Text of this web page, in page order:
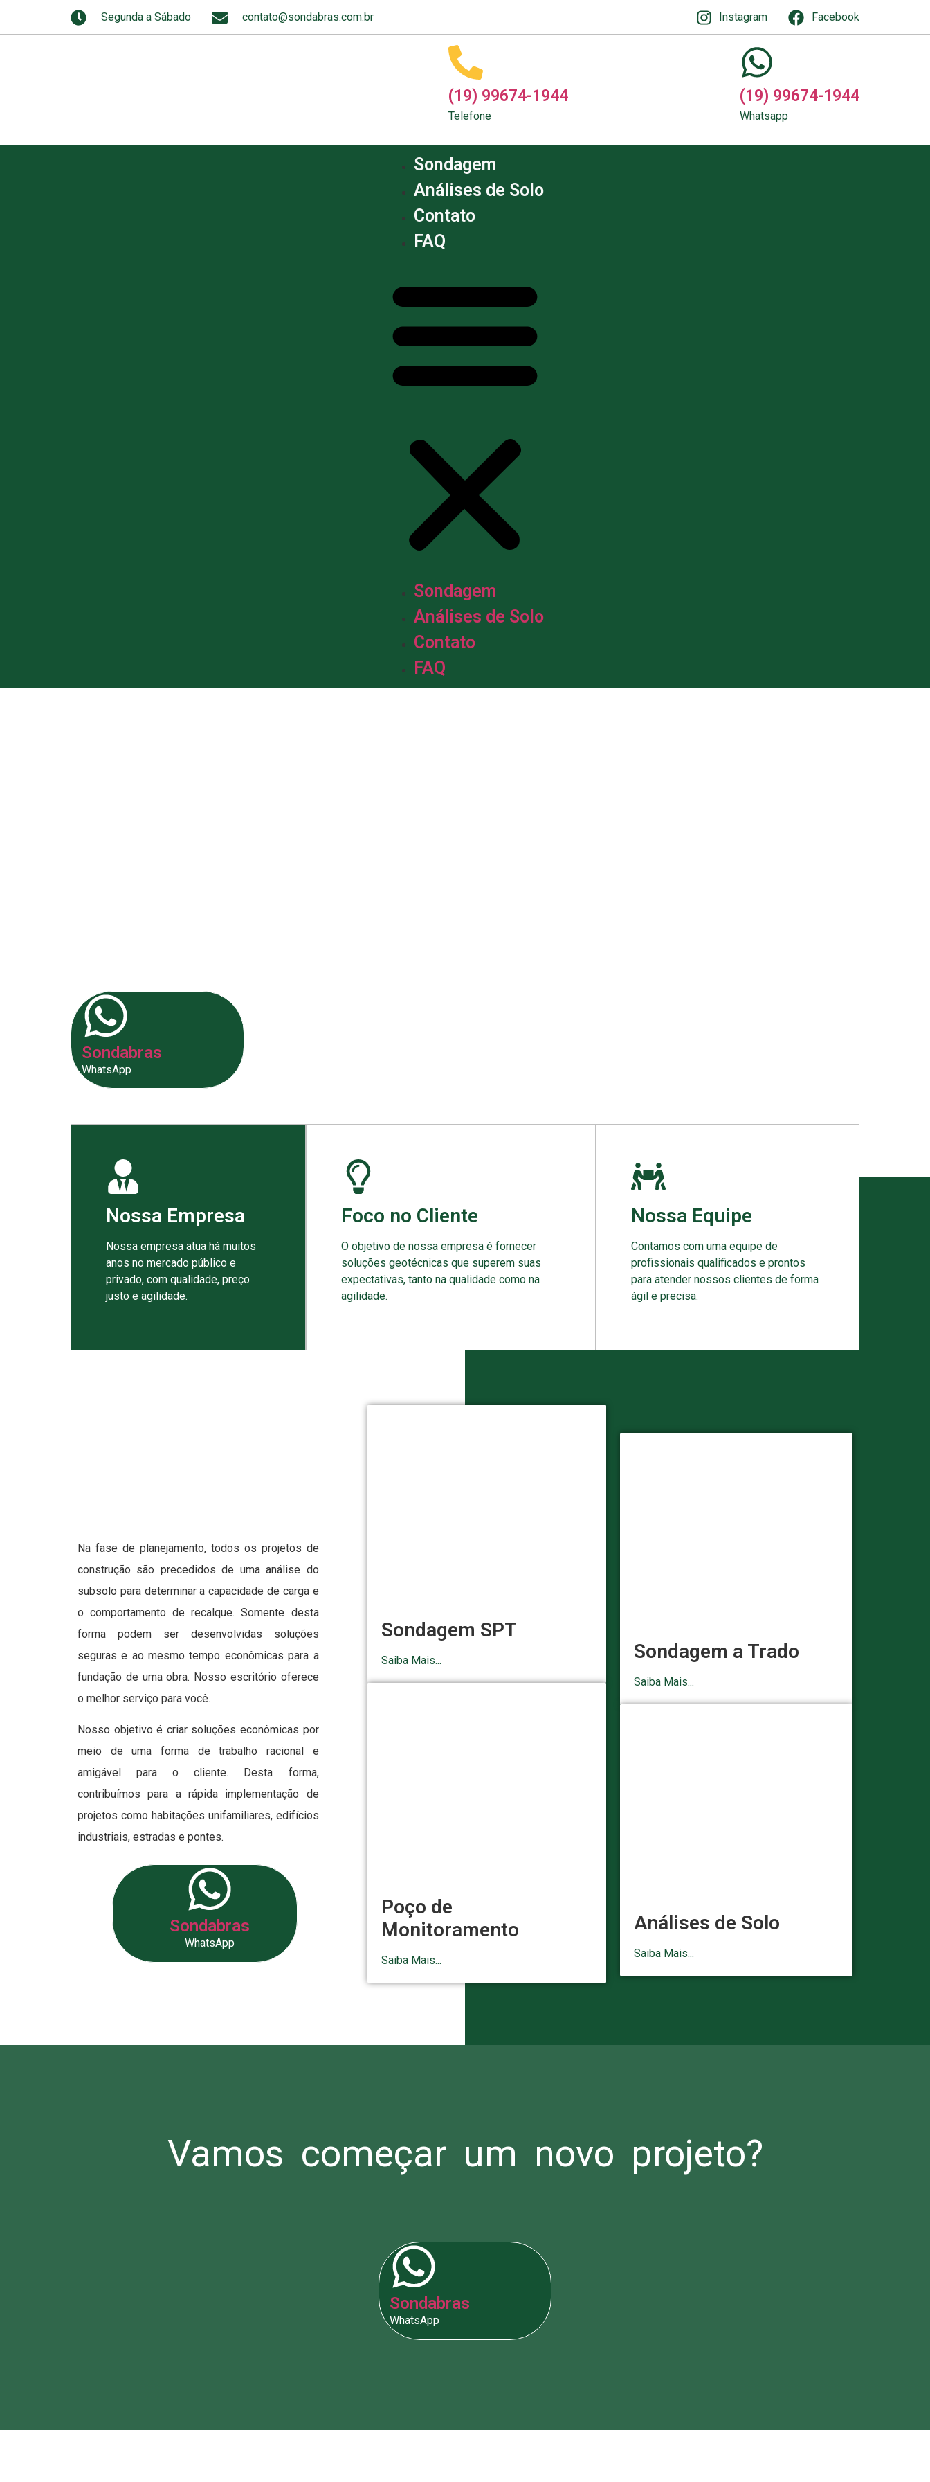
Segunda a Sábado contato@sondabras.com.br Instagram Facebook
(19) 99674-1944
Telefone
(19) 99674-1944
Whatsapp
Sondagem
Análises de Solo
Contato
FAQ
Sondagem
Análises de Solo
Contato
FAQ
Sondabras
WhatsApp
Nossa Empresa
Nossa empresa atua há muitos
anos no mercado público e
privado, com qualidade, preço
justo e agilidade.
Foco no Cliente
O objetivo de nossa empresa é fornecer
soluções geotécnicas que superem suas
expectativas, tanto na qualidade como na
agilidade.
Nossa Equipe
Contamos com uma equipe de
profissionais qualificados e prontos
para atender nossos clientes de forma
ágil e precisa.
Na fase de planejamento, todos os projetos de
construção são precedidos de uma análise do
subsolo para determinar a capacidade de carga e
o comportamento de recalque. Somente desta
forma podem ser desenvolvidas soluções
seguras e ao mesmo tempo econômicas para a
fundação de uma obra. Nosso escritório oferece
o melhor serviço para você.
Nosso objetivo é criar soluções econômicas por
meio de uma forma de trabalho racional e
amigável para o cliente. Desta forma,
contribuímos para a rápida implementação de
projetos como habitações unifamiliares, edifícios
industriais, estradas e pontes.
Sondabras
WhatsApp
Sondagem SPT
Saiba Mais...
Poço de
Monitoramento
Saiba Mais...
Sondagem a Trado
Saiba Mais...
Análises de Solo
Saiba Mais...
Vamos começar um novo projeto?
Sondabras
WhatsApp